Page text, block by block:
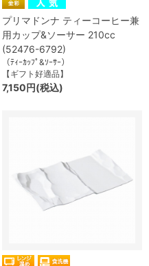
プリマドンナ ティーコーヒー兼
用カップ&ソーサー 210cc
(52476-6792)
（ﾃｨｰｶｯﾌﾟ&ｿｰｻｰ）
【ギフト好適品】
7,150円(税込)